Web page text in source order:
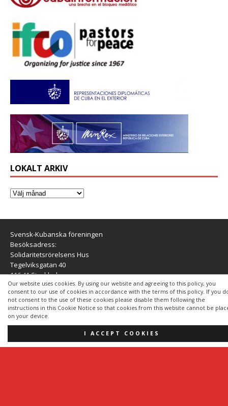
Our website uses cookies. By using our website and agreeing to this policy, you
consent to our use of cookies in accordance with the terms of this policy. If you
not consent to the use of these cookies please disable them following the
instructions in this Cookie Notice so that cookies from this website cannot be
on your device.
I ACCEPT COOKIES
LOKALT ARKIV
Svensk-Kubanska föreningen
Besöksadress:
Solidaritetsrörelsens Hus
Tegelviksgatan 40
116 41 Stockholm
Besökstid:
Onsdagar kl 09-15
Tel: 08 – 31 95 30
E-post:info@svensk-kubanska.se
Svensk-Kubanska Föreningen